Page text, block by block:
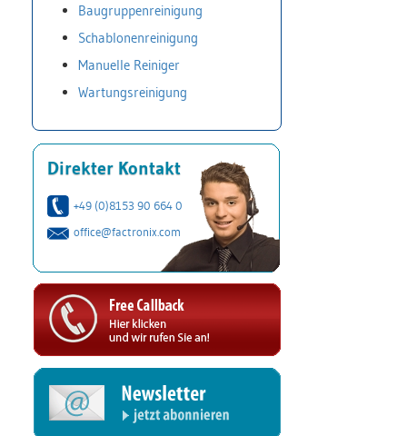
Baugruppenreinigung
Schablonenreinigung
Manuelle Reiniger
Wartungsreinigung
Direkter Kontakt
+49 (0)8153 90 664 0
office@factronix.com